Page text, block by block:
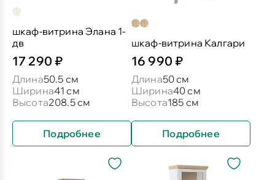
шкаф-витрина Элана 1-
дв
17 290 ₽
Длина50.5 см
Ширина41 см
Высота208.5 см
Подробнее
шкаф-витрина Калгари
16 990 ₽
Длина50 см
Ширина40 см
Высота185 см
Подробнее